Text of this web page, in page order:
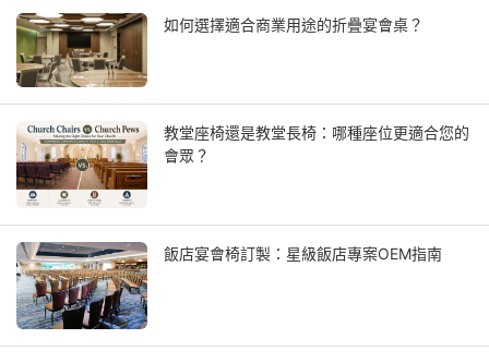
如何選擇適合商業用途的折疊宴會桌？
教堂座椅還是教堂長椅：哪種座位更適合您的
會眾？
飯店宴會椅訂製：星級飯店專案OEM指南